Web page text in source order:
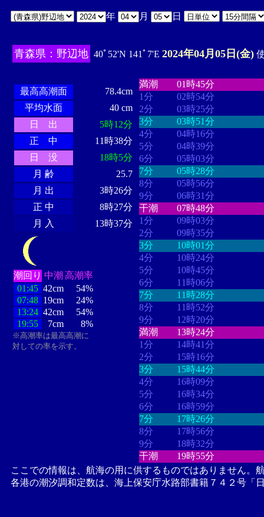
年 月 日
青森県：野辺地 40ﾟ52'N 141ﾟ7'E 2024年04月05日(金)
最高高潮面
78.4cm
平均水面
40 cm
日 出
5時12分
正 中
11時38分
日 没
18時5分
月 齢
25.7
月 出
3時26分
正 中
8時27分
月 入
13時37分
潮回り 中潮 高潮率
01:45 42cm
54%
07:48 19cm
24%
13:24 42cm
54%
19:55
7cm 8%
※高潮率は最高高潮に
対しての率を示す。
満潮
01時45分
1分
02時54分
2分
03時25分
3分
03時51分
4分
04時16分
5分
04時39分
6分
05時03分
7分
05時28分
8分
05時56分
9分
06時31分
干潮
07時48分
1分
09時03分
2分
09時35分
3分
10時01分
4分
10時24分
5分
10時45分
6分
11時06分
7分
11時28分
8分
11時52分
9分
12時20分
満潮
13時24分
1分
14時41分
2分
15時16分
3分
15時44分
4分
16時09分
5分
16時34分
6分
16時59分
7分
17時26分
8分
17時56分
9分
18時32分
干潮
19時55分
ここでの情報は、航海の用に供するものではありません。
各港の潮汐調和定数は、海上保安庁水路部書籍７４２号「